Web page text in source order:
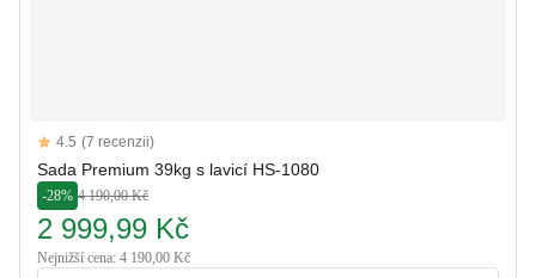
Reviews
4.5 out of 5 stars
4.5 (7 recenzii)
Sada Premium 39kg s lavicí HS-1080
-28% 4 190,00 Kč
2 999,99 Kč
Nejnižší cena: 4 190,00 Kč